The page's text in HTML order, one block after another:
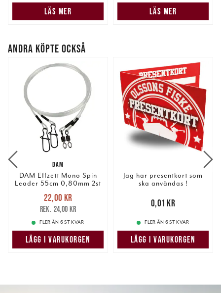
LÄS MER LÄS MER
ANDRA KÖPTE OCKSÅ
DAM
DAM Effzett Mono Spin
Leader 55cm 0,80mm 2st
Nuvarande pris
22,00 krTidigare pris
24,00 kr
22,00 kr
24,00 kr
FLER ÄN 6 ST KVAR
LÄGG I VARUKORGEN
Jag har presentkort som
ska användas !
0,01 kr0,01 kr
FLER ÄN 6 ST KVAR
LÄGG I VARUKORGEN